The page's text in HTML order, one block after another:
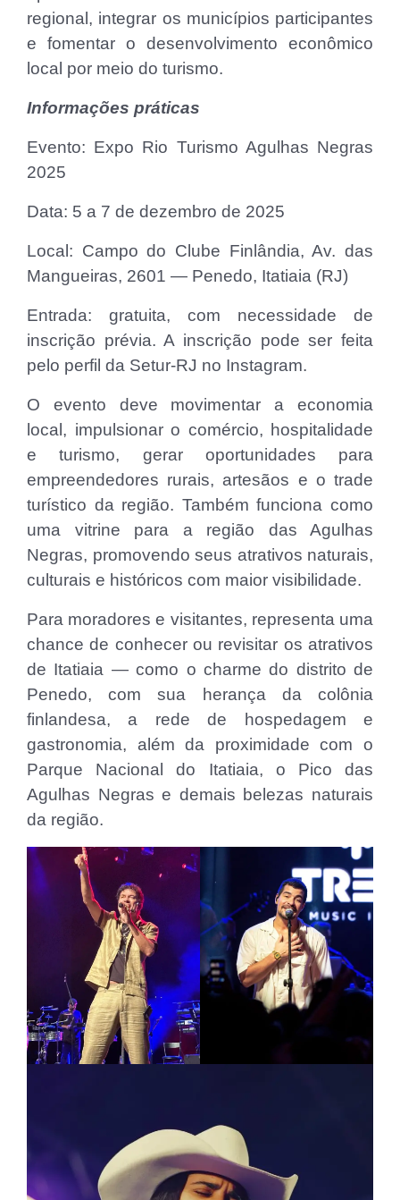
regional, integrar os municípios participantes
e fomentar o desenvolvimento econômico
local por meio do turismo.
Informações práticas
Evento: Expo Rio Turismo Agulhas Negras
2025
Data: 5 a 7 de dezembro de 2025
Local: Campo do Clube Finlândia, Av. das
Mangueiras, 2601 — Penedo, Itatiaia (RJ)
Entrada: gratuita, com necessidade de
inscrição prévia. A inscrição pode ser feita
pelo perfil da Setur-RJ no Instagram.
O evento deve movimentar a economia
local, impulsionar o comércio, hospitalidade
e turismo, gerar oportunidades para
empreendedores rurais, artesãos e o trade
turístico da região. Também funciona como
uma vitrine para a região das Agulhas
Negras, promovendo seus atrativos naturais,
culturais e históricos com maior visibilidade.
Para moradores e visitantes, representa uma
chance de conhecer ou revisitar os atrativos
de Itatiaia — como o charme do distrito de
Penedo, com sua herança da colônia
finlandesa, a rede de hospedagem e
gastronomia, além da proximidade com o
Parque Nacional do Itatiaia, o Pico das
Agulhas Negras e demais belezas naturais
da região.